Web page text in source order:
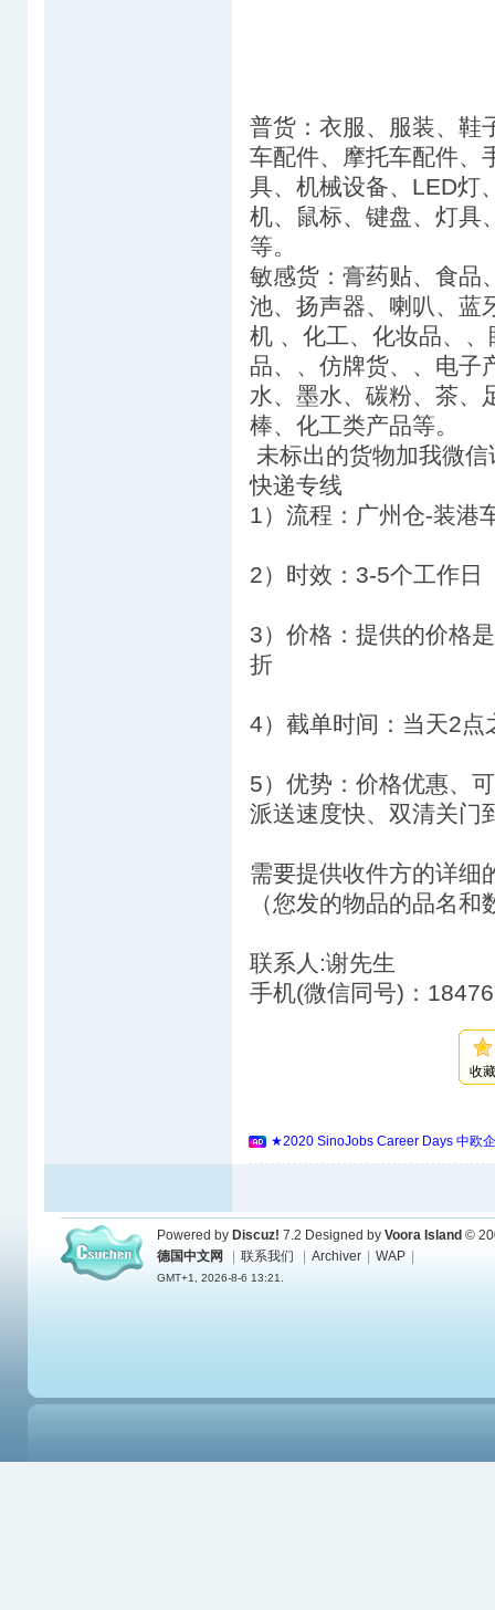
普货：衣服、服装、鞋
车配件、摩托车配件、
具、机械设备、LED灯
机、鼠标、键盘、灯具
等。
敏感货：膏药贴、食品
池、扬声器、喇叭、蓝
机 、化工、化妆品、
品、、仿牌货、、电子
水、墨水、碳粉、茶、
棒、化工类产品等。
未标出的货物加我微信
快递专线
1）流程：广州仓-装港
2）时效：3-5个工作日
3）价格：提供的价格
折
4）截单时间：当天2点
5）优势：价格优惠、
派送速度快、双清关门
需要提供收件方的详细
（您发的物品的品名
联系人:谢先生
手机(微信同号)：
收
★2020 SinoJobs Career Days 中欧
Powered by Discuz! 7.2 Designed by Voora Island ©
德国中文网
联系我们 Archiver WAP
GMT+1, 2026-8-6 13:21.